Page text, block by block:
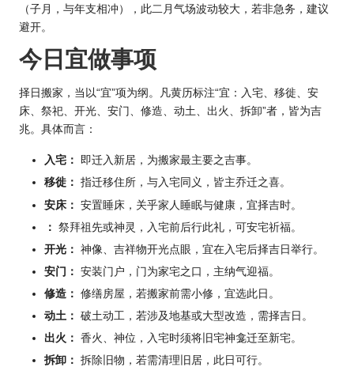
（子月，与年支相冲），此二月气场波动较大，若非急务，建议
避开。
今日宜做事项
择日搬家，当以“宜”项为纲。凡黄历标注“宜：入宅、移徙、安
床、祭祀、开光、安门、修造、动土、出火、拆卸”者，皆为吉
兆。具体而言：
入宅：
即迁入新居，为搬家最主要之吉事。
移徙： 指迁移住所，与入宅同义，皆主乔迁之喜。
安床： 安置睡床，关乎家人睡眠与健康，宜择吉时。
： 祭拜祖先或神灵，入宅前后行此礼，可安宅祈福。
开光： 神像、吉祥物开光点眼，宜在入宅后择吉日举行。
安门： 安装门户，门为家宅之口，主纳气迎福。
修造： 修缮房屋，若搬家前需小修，宜选此日。
动土： 破土动工，若涉及地基或大型改造，需择吉日。
出火： 香火、神位，入宅时须将旧宅神龛迁至新宅。
拆卸： 拆除旧物，若需清理旧居，此日可行。